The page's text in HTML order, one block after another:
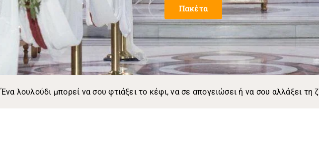
Πακέτα
Ένα λουλούδι μπορεί να σου φτιάξει το κέφι, να σε απογειώσει ή να σου αλλάξει τη